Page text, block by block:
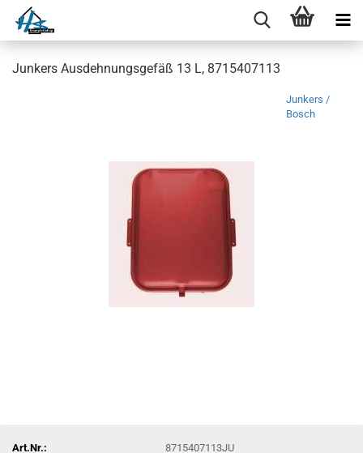
Junkers Ausdehnungsgefäß 13 L, 8715407113
Junkers /
Bosch
Art.Nr.:
8715407113JU